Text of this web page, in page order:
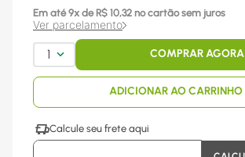
Em até 9x de R$ 10,32 no cartão sem juros
Ver parcelamento
1 COMPRAR AGORA
ADICIONAR AO CARRINHO